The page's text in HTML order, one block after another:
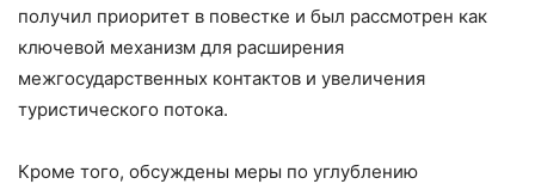
получил приоритет в повестке и был рассмотрен как
ключевой механизм для расширения
межгосударственных контактов и увеличения
туристического потока.
Кроме того, обсуждены меры по углублению